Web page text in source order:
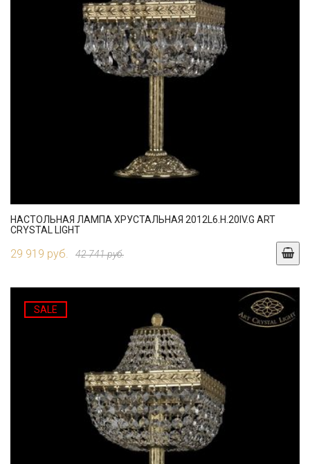
НАСТОЛЬНАЯ ЛАМПА ХРУСТАЛЬНАЯ 2012L6.H.20IV.G ART
CRYSTAL LIGHT
29 919 руб. 42 741 руб.
SALE